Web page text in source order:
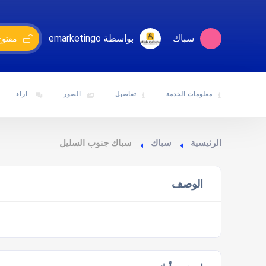
سباك بواسطة emarketingo
معلومات الخدمة تفاصيل الصور اراء
الرئيسية سباك سباك جنوب السليل
الوصف